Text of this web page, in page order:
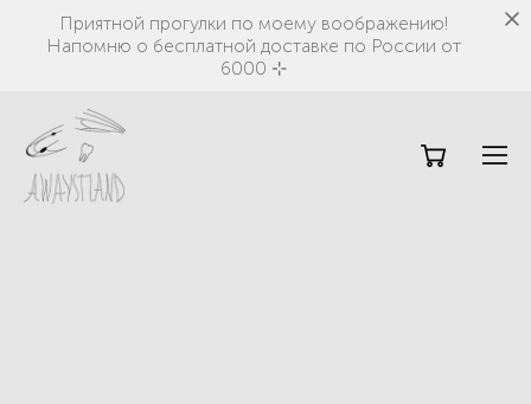
Приятной прогулки по моему воображению!
Напомню о бесплатной доставке по России от
6000 ⊹